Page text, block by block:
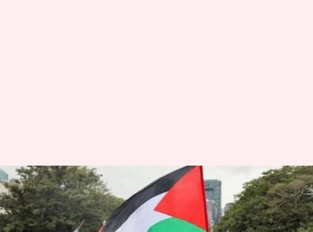
பாலஸ்தீனத்தை தனி
நாடாக அறிவித்த பிரிட்டன்
மற்றும் கனடா